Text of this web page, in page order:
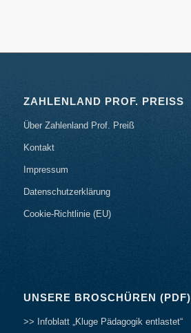
ZAHLENLAND PROF. PREISS
Über Zahlenland Prof. Preiß
Kontakt
Impressum
Datenschutzerklärung
Cookie-Richtlinie (EU)
UNSERE BROSCHÜREN (PDF)
>> Infoblatt „Kluge Pädagogik entlastet“